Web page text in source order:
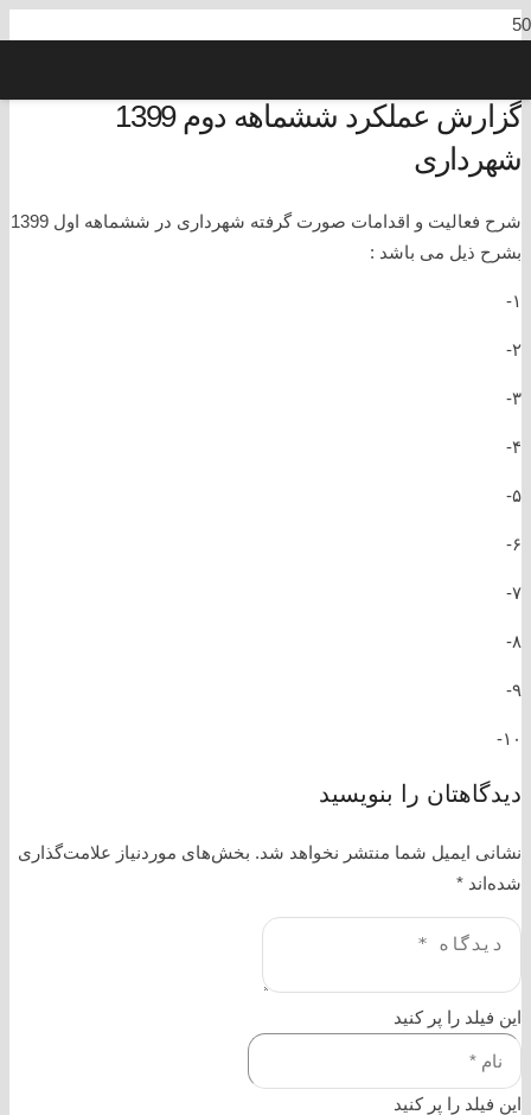
گزارش عملکرد ششماهه دوم 1399
شهرداری
شرح فعالیت و اقدامات صورت گرفته شهرداری در ششماهه اول 1399
بشرح ذیل می باشد :
۱-
۲-
۳-
۴-
۵-
۶-
۷-
۸-
۹-
۱۰-
دیدگاهتان را بنویسید
نشانی ایمیل شما منتشر نخواهد شد. بخش‌های موردنیاز علامت‌گذاری
شده‌اند *
این فیلد را پر کنید
این فیلد را پر کنید